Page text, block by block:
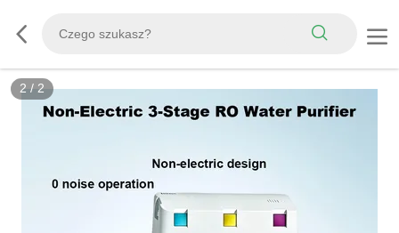
2 / 2